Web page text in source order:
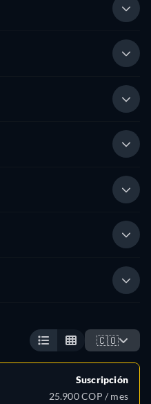
🇨🇴
Suscripción
25.900 COP / mes